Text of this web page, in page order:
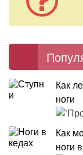
Как
ноги
Как
ноги